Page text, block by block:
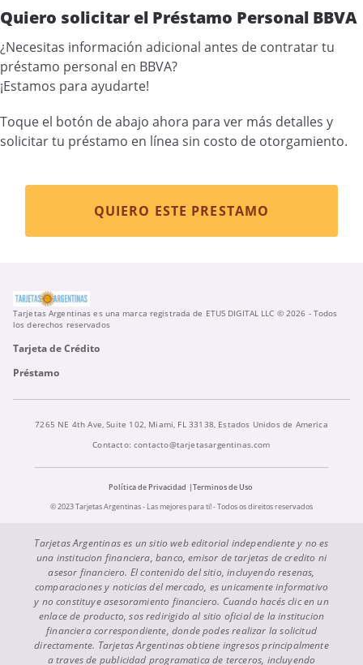
Quiero solicitar el Préstamo Personal BBVA
¿Necesitas información adicional antes de contratar tu
préstamo personal en BBVA?
¡Estamos para ayudarte!
Toque el botón de abajo ahora para ver más detalles y
solicitar tu préstamo en línea sin costo de otorgamiento.
QUIERO ESTE PRESTAMO
Tarjetas Argentinas es una marca registrada de ETUS DIGITAL LLC © 2026 - Todos
los derechos reservados
Tarjeta de Crédito
Préstamo
7265 NE 4th Ave, Suite 102, Miami, FL 33138, Estados Unidos de America
Contacto:contacto@tarjetasargentinas.com
Política de Privacidad
Terminos de Uso
© 2023 Tarjetas Argentinas - Las mejores para ti! - Todos os direitos reservados
Tarjetas Argentinas es un sitio web editorial independiente y no es
una institucion financiera, banco, emisor de tarjetas de credito ni
asesor financiero. El contenido del sitio, incluyendo resenas,
comparaciones y noticias del mercado, es unicamente informativo
y no constituye asesoramiento financiero. Cuando hacés clic en un
enlace de producto, sos redirigido al sitio oficial de la institucion
financiera correspondiente, donde podes realizar la solicitud
directamente. Tarjetas Argentinas obtiene ingresos principalmente
a traves de publicidad programatica de terceros, incluyendo